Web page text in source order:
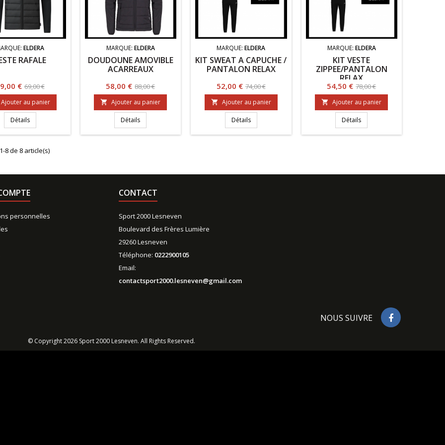
ELDERA
RAFALE
€ Prix
de
base
69,00 €
Ajouter au panier
Détails
MARQUE: ELDERA
DOUDOUNE AMOVIBLE
ACARREAUX
Prix
58,00 € Prix
de
base
88,00 €
 Ajouter au panier
Détails
MARQUE:ELDERA
KIT SWEAT A CAPUCHE /
PANTALON RELAX
Prix
52,00 € Prix
de
base
74,00 €
 Ajouter au panier
Détails
MARQUE: ELDERA
KIT VESTE
ZIPPEE/PANTALON
RELAX
Prix
54,50 € Prix
de
base
78,00 €
 Ajouter au panier
Détails
8 de 8 article(s)
personnelles
CONTACT
Sport 2000 Lesneven
Boulevard des Frères Lumière
29260 Lesneven
Téléphone: 0222900105
Email:
contactsport2000.lesneven@gmail.com
NOUS SUIVRE
© Copyright 2026 Sport 2000 Lesneven. All Rights Reserved.